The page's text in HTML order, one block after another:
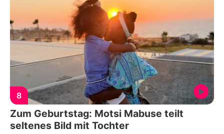
8
Zum Geburtstag: Motsi Mabuse teilt
seltenes Bild mit Tochter